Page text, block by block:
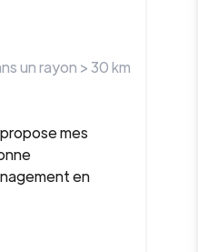
un rayon >30km
mes
en